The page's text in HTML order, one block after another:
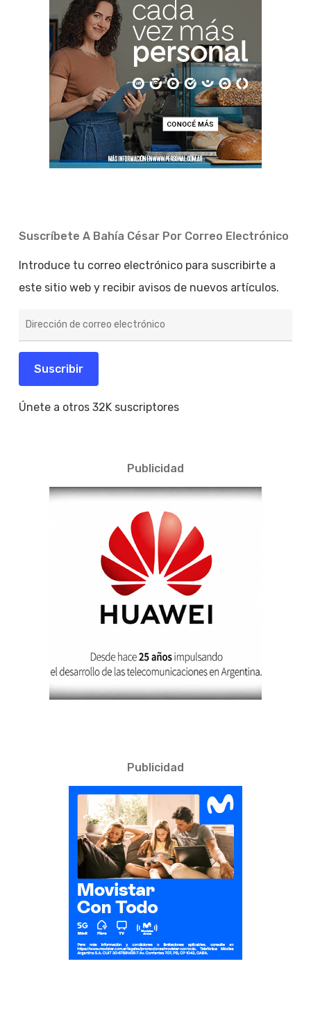
Suscríbete A Bahía César Por Correo Electrónico
Introduce tu correo electrónico para suscribirte a
este sitio web y recibir avisos de nuevos artículos.
de
electrónico
Suscribir
Únete a otros 32K suscriptores
Publicidad
Publicidad